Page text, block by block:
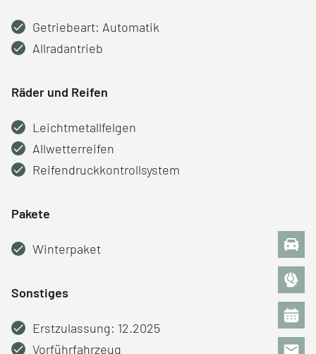
Getriebeart: Automatik
Allradantrieb
Räder und Reifen
Leichtmetallfelgen
Allwetterreifen
Reifendruckkontrollsystem
Pakete
Winterpaket
Sonstiges
Erstzulassung: 12.2025
Vorführfahrzeug